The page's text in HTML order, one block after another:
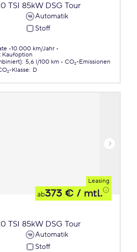
TSI 85kW DSG Tour
Automatik
Stoff
10.000 km/Jahr
Kaufoption
: 5,6 l/100 km
CO₂-Emissionen
Klasse: D
Leasing
ab373 € / mtl.
TSI 85kW DSG Tour
Automatik
Stoff